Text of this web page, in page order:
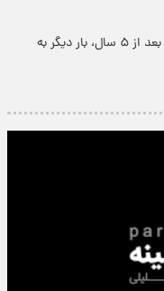
پارسینه: روز ۱۵ شهریور، روابط ایران و بریتانیا، بعد از ۵ سال، بار دیگر به